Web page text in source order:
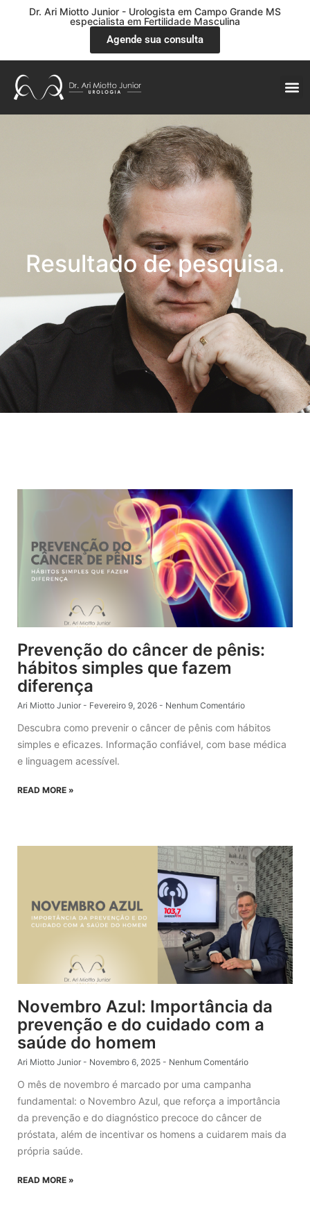
Dr. Ari Miotto Junior - Urologista em Campo Grande MS
especialista em Fertilidade Masculina
Agende sua consulta
Resultado de pesquisa.
Prevenção do câncer de pênis:
hábitos simples que fazem
diferença
Ari Miotto Junior Fevereiro 9, 2026 Nenhum Comentário
Descubra como prevenir o câncer de pênis com hábitos
simples e eficazes. Informação confiável, com base médica
e linguagem acessível.
READ MORE »
Novembro Azul: Importância da
prevenção e do cuidado com a
saúde do homem
Ari Miotto Junior Novembro 6, 2025 Nenhum Comentário
O mês de novembro é marcado por uma campanha
fundamental: o Novembro Azul, que reforça a importância
da prevenção e do diagnóstico precoce do câncer de
próstata, além de incentivar os homens a cuidarem mais da
própria saúde.
READ MORE »